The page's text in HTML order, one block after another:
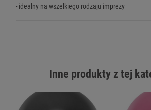
- idealny na wszelkiego rodzaju imprezy
Inne produkty z tej